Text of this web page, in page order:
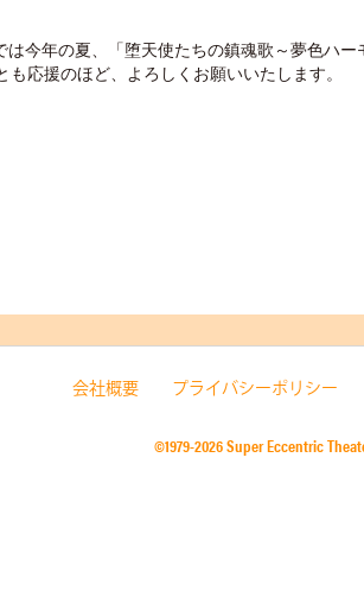
は今年の夏、「堕天使たちの鎮魂歌～夢色ハ
も応援のほど、よろしくお願いいたします。
会社概要 プライバシーポリシー
©1979-2026 Super Eccentric